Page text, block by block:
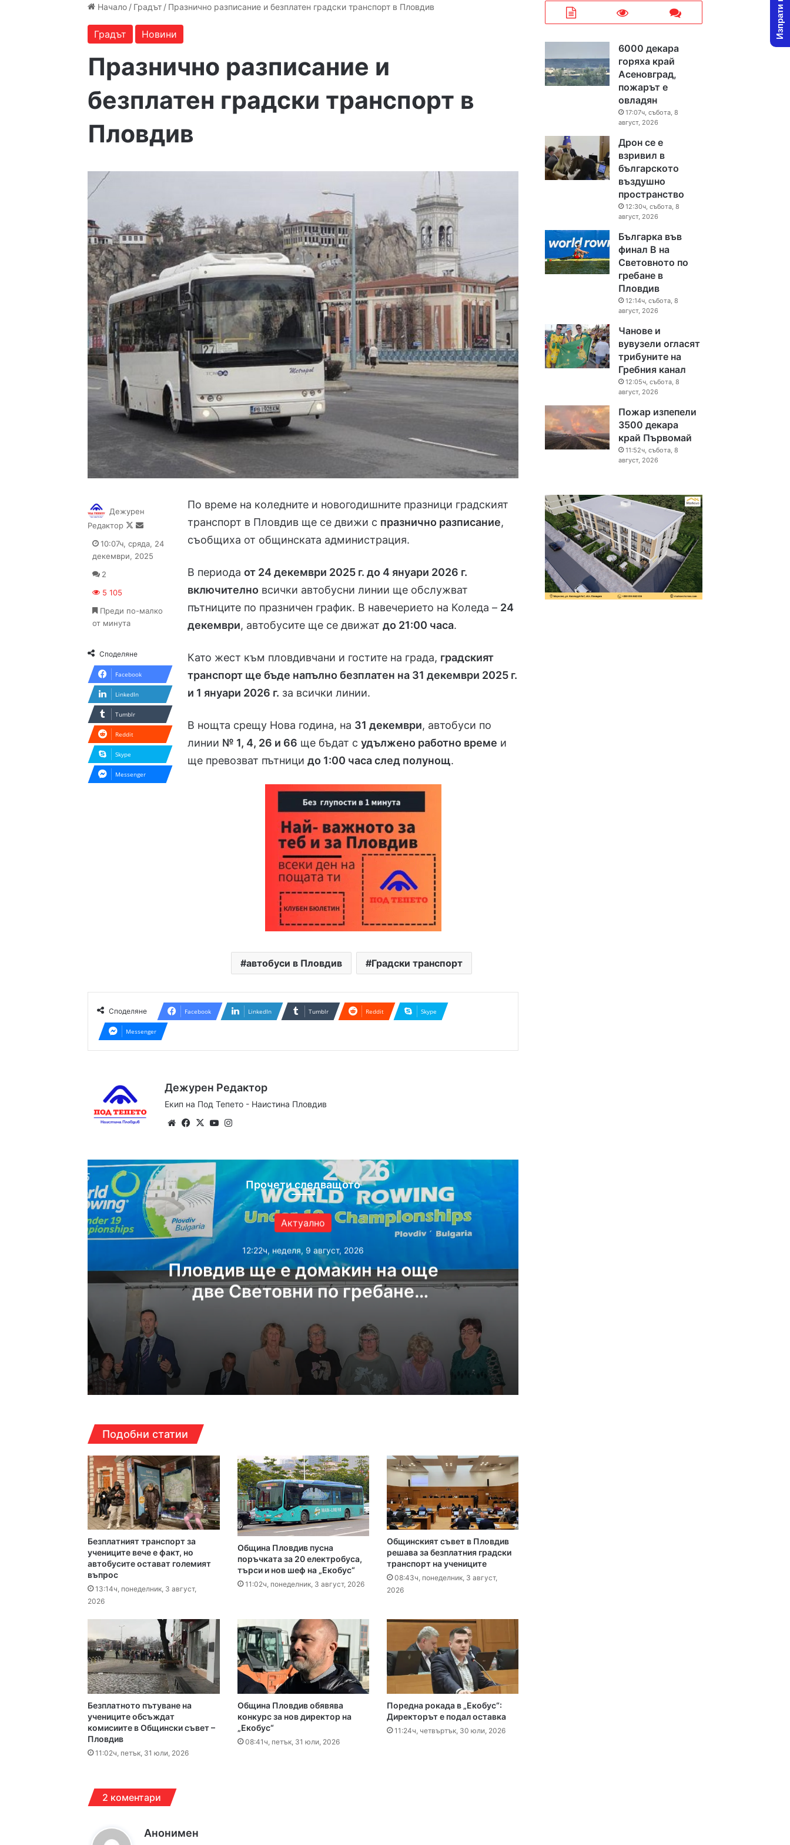
Начало / Градът / Празнично разписание и безплатен градски транспорт в Пловдив
Градът Новини
Празнично разписание и
безплатен градски транспорт в
Пловдив
По време на коледните и новогодишните празници градският
транспорт в Пловдив ще се движи с празнично разписание,
съобщиха от общинската администрация.
В периодаот 24 декември 2025 г. до 4 януари 2026 г.
включително всички автобусни линии ще обслужват
пътниците по празничен график. В навечерието на Коледа – 24
декември, автобусите ще се движатдо 21:00 часа.
Като жест към пловдивчани и гостите на града, градският
транспорт ще бъде напълно безплатен на 31 декември 2025 г.
и 1 януари 2026 г. за всички линии.
В нощта срещу Нова година, на 31 декември, автобуси по
линии № 1, 4, 26 и 66 ще бъдат судължено работно време и
ще превозват пътницидо 1:00 часа след полунощ.
автобуси в Пловдив Градски транспорт
Дежурен
Редактор
Follow
X
Send
email
10:07ч, сряда, 24
декември, 2025
2
5 105
Преди по-малко
от минута
Споделяне
Facebook
LinkedIn
Tumblr
Reddit
Skype
Messenger
Споделяне Facebook LinkedIn Tumblr Reddit Skype
Messenger
Дежурен Редактор
Екип на Под Тепето - Наистина Пловдив
WebsiteFacebook
X YouTube
Прочети следващото
Актуално
12:22ч, неделя, 9 август, 2026
Пловдив ще е домакин на още
две Световни по гребане
12:22ч, неделя, 9 август, 2026
6000 декара горяха край Асеновград, пожарът е овладян
12:30ч, събота, 8 август, 2026
Дрон се е взривил в българското въздушно пространство
12:14ч, събота, 8 август, 2026
Българка във финал B на Световното по гребане в Пловдив
Чанове и вувузели огласят трибуните на Гребния канал
11:52ч, събота, 8 август, 2026
Пожар изпепели 3500 декара край Първомай
08:30ч, събота, 8 август, 2026
Подобни статии
Безплатният транспорт за
учениците вече е факт, но
автобусите остават големият
въпрос
13:14ч, понеделник, 3 август,
2026
Община Пловдив пусна
поръчката за 20 електробуса,
търси и нов шеф на „Екобус“
11:02ч, понеделник, 3 август, 2026
Общинският съвет в Пловдив
решава за безплатния градски
транспорт на учениците
08:43ч, понеделник, 3 август,
2026
Безплатното пътуване на
учениците обсъждат
комисиите в Общински съвет –
Пловдив
11:02ч, петък, 31 юли, 2026
Община Пловдив обявява
конкурс за нов директор на
„Екобус“
08:41ч, петък, 31 юли, 2026
Поредна рокада в „Екобус“:
Директорът е подал оставка
11:24ч, четвъртък, 30 юли, 2026
2 коментари
Анонимен
6000 декара
горяха край
Асеновград,
пожарът е
овладян
17:07ч, събота, 8
август, 2026
Дрон се е
взривил в
българското
въздушно
пространство
12:30ч, събота, 8
август, 2026
Българка във
финал B на
Световното по
гребане в
Пловдив
12:14ч, събота, 8
август, 2026
Чанове и
вувузели огласят
трибуните на
Гребния канал
12:05ч, събота, 8
август, 2026
Пожар изпепели
3500 декара
край Първомай
11:52ч, събота, 8
август, 2026